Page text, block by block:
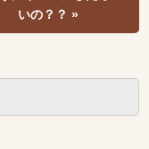
いの？？ »